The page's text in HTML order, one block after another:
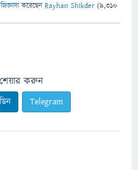
জিজ্ঞাসাকরেছেনRayhan Shikder (9,310
শেয়ার করুন
Telegram